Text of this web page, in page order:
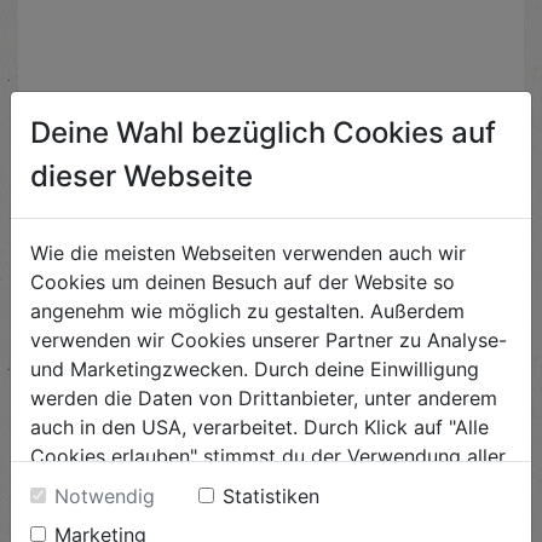
Deine Wahl bezüglich Cookies auf
dieser Webseite
Wie die meisten Webseiten verwenden auch wir
Cookies um deinen Besuch auf der Website so
angenehm wie möglich zu gestalten. Außerdem
verwenden wir Cookies unserer Partner zu Analyse-
und Marketingzwecken. Durch deine Einwilligung
werden die Daten von Drittanbieter, unter anderem
auch in den USA, verarbeitet. Durch Klick auf "Alle
Cookies erlauben" stimmst du der Verwendung aller
Cookies zu. Unter "Details anzeigen" findest du alle
Infos zu den unterschiedlichen Cookies, du kannst
Notwendig
Statistiken
Marketing